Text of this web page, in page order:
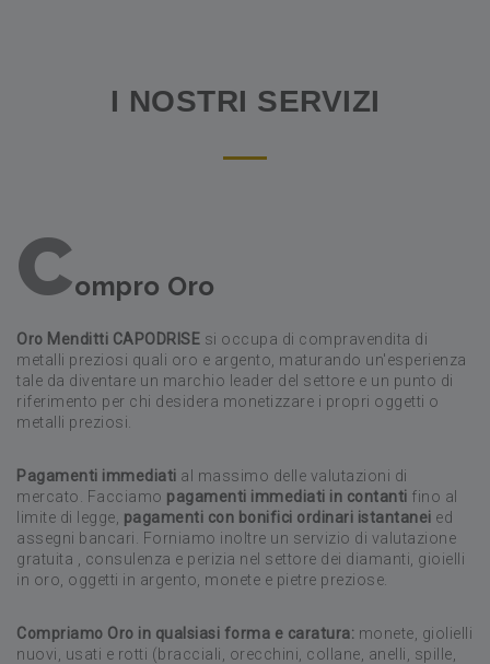
I NOSTRI SERVIZI
C ompro Oro
Oro Menditti CAPODRISE si occupa di compravendita di
metalli preziosi quali oro e argento, maturando un'esperienza
tale da diventare un marchio leader del settore e un punto di
riferimento per chi desidera monetizzare i propri oggetti o
metalli preziosi.
Pagamenti immediati al massimo delle valutazioni di
mercato. Facciamo pagamenti immediati in contanti fino al
limite di legge, pagamenti con bonifici ordinari istantanei ed
assegni bancari. Forniamo inoltre un servizio di valutazione
gratuita , consulenza e perizia nel settore dei diamanti, gioielli
in oro, oggetti in argento, monete e pietre preziose.
Compriamo Oro in qualsiasi forma e caratura: monete, giolielli
nuovi, usati e rotti (bracciali, orecchini, collane, anelli, spille,